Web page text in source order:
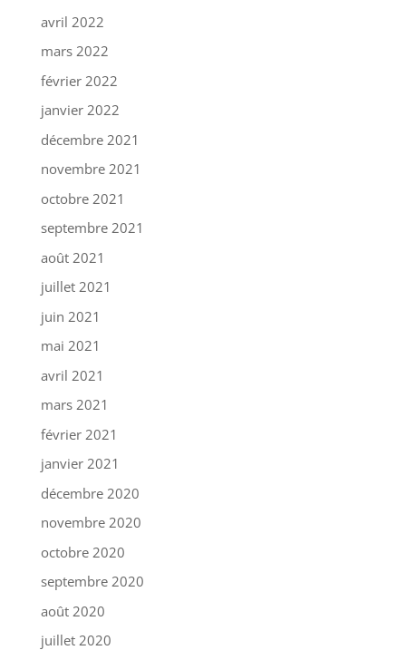
avril 2022
mars 2022
février 2022
janvier 2022
décembre 2021
novembre 2021
octobre 2021
septembre 2021
août 2021
juillet 2021
juin 2021
mai 2021
avril 2021
mars 2021
février 2021
janvier 2021
décembre 2020
novembre 2020
octobre 2020
septembre 2020
août 2020
juillet 2020